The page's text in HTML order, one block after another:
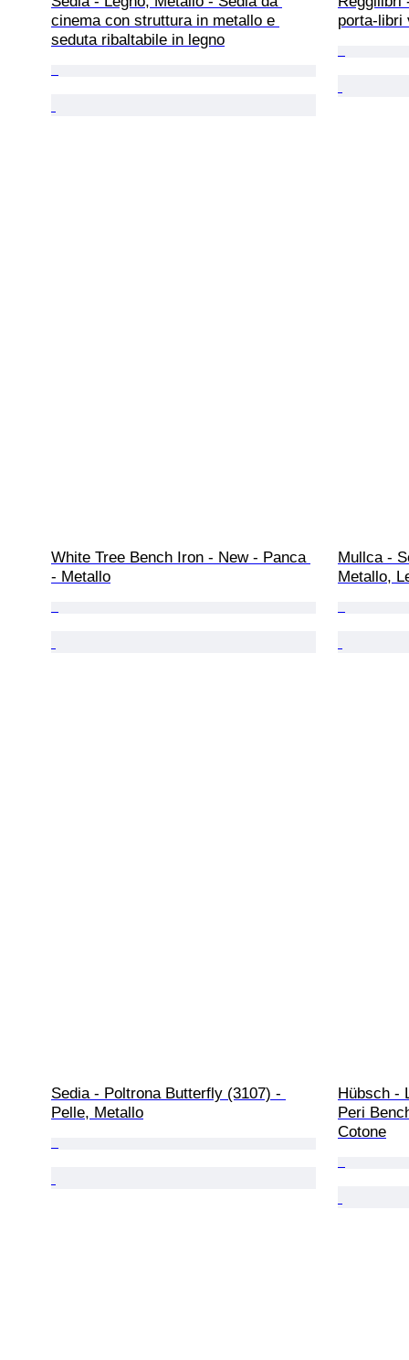
cinema con struttura in metallo e
seduta ribaltabile in legno
porta-libri
White Tree Bench Iron - New - Panca
- Metallo
Mullca -
Metallo,
Sedia - Poltrona Butterfly (3107) -
Pelle, Metallo
Hübsch -
Peri
Cotone